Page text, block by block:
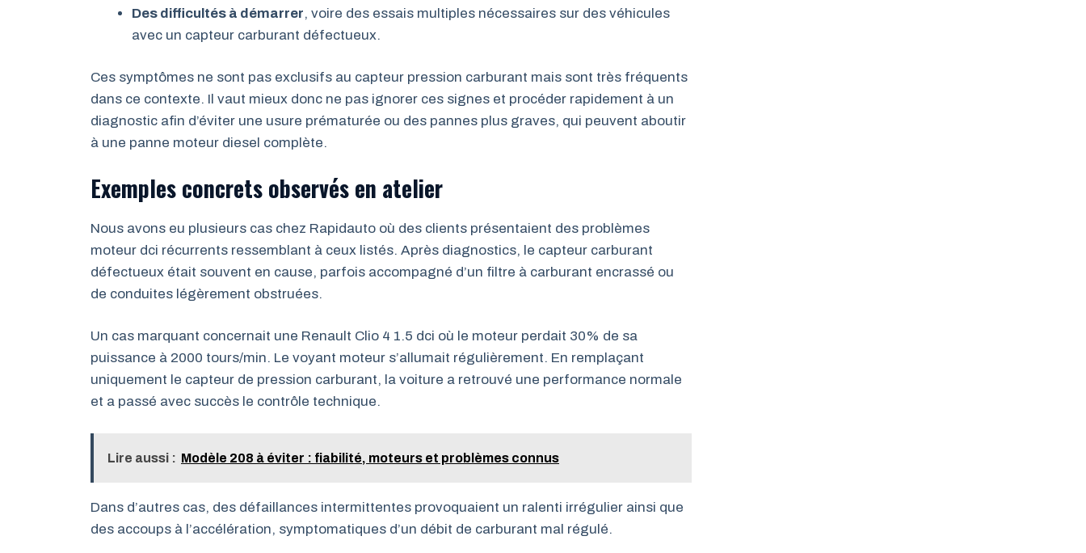
Des difficultés à démarrer, voire des essais multiples nécessaires sur des véhicules
avec un capteur carburant défectueux.
Ces symptômes ne sont pas exclusifs au capteur pression carburant mais sont très fréquents
dans ce contexte. Il vaut mieux donc ne pas ignorer ces signes et procéder rapidement à un
diagnostic afin d’éviter une usure prématurée ou des pannes plus graves, qui peuvent aboutir
à une panne moteur diesel complète.
Exemples concrets observés en atelier
Nous avons eu plusieurs cas chez Rapidauto où des clients présentaient des problèmes
moteur dci récurrents ressemblant à ceux listés. Après diagnostics, le capteur carburant
défectueux était souvent en cause, parfois accompagné d’un filtre à carburant encrassé ou
de conduites légèrement obstruées.
Un cas marquant concernait une Renault Clio 4 1.5 dci où le moteur perdait 30% de sa
puissance à 2000 tours/min. Le voyant moteur s’allumait régulièrement. En remplaçant
uniquement le capteur de pression carburant, la voiture a retrouvé une performance normale
et a passé avec succès le contrôle technique.
Lire aussi : Modèle 208 à éviter : fiabilité, moteurs et problèmes connus
Dans d’autres cas, des défaillances intermittentes provoquaient un ralenti irrégulier ainsi que
des accoups à l’accélération, symptomatiques d’un débit de carburant mal régulé.